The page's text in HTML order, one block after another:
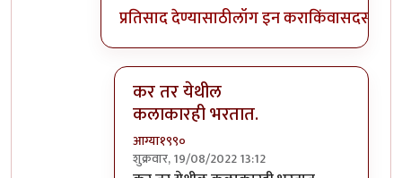
प्रतिसाद देण्यासाठीलॉग इन कराकिंवासदस्य व्हा
कर तर येथील
कलाकारही भरतात.
आग्या१९९०
शुक्रवार, 19/08/2022 13:12